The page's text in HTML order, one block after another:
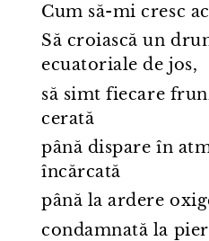
Cum să-mi cresc
Să croiască un
ecuatoriale de jos,
să simt fiecare
cerată
până dispare în
încărcată
până la ardere
condamnată la